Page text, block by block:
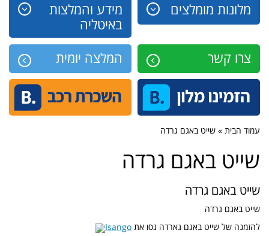
מלונות מומלצים
מידע והמלצות
באיטליה
צרו קשר
המלצה יומית
עמוד הבית » שייט באגם גרדה
שייט באגם גרדה
שייט באגם גרדה
שייט באגם גרדה
להזמנה של שייט באגם גארדה נסו את Isango